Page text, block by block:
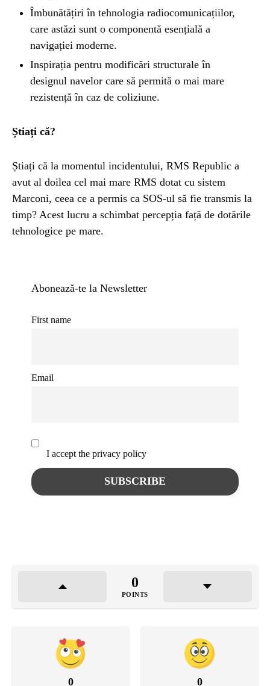
Îmbunătățiri în tehnologia radiocomunicațiilor,
care astăzi sunt o componentă esențială a
navigației moderne.
Inspirația pentru modificări structurale în
designul navelor care să permită o mai mare
rezistență în caz de coliziune.
Știați că?
Știați că la momentul incidentului, RMS Republic a
avut al doilea cel mai mare RMS dotat cu sistem
Marconi, ceea ce a permis ca SOS-ul să fie transmis la
timp? Acest lucru a schimbat percepția față de dotările
tehnologice pe mare.
Abonează-te la Newsletter
First name
Email
I accept the privacy policy
0
POINTS
0 0